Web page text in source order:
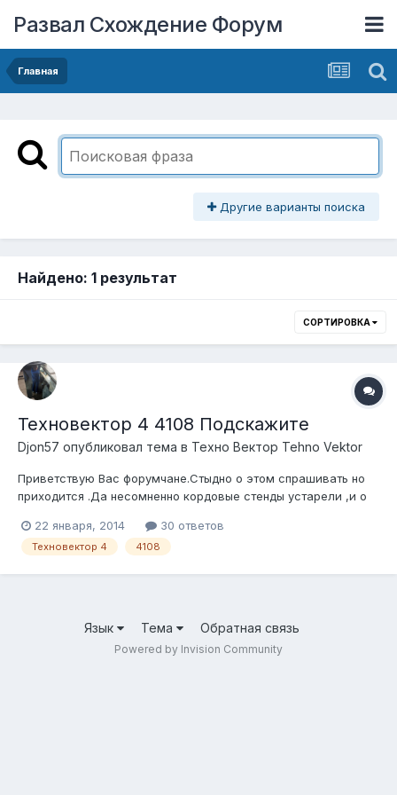
Развал Схождение Форум
Главная
Другие варианты поиска
Найдено: 1 результат
СОРТИРОВКА
Техновектор 4 4108 Подскажите
Djon57 опубликовал тема в Техно Вектор Tehno Vektor
Приветствую Вас форумчане.Стыдно о этом спрашивать но
приходится .Да несомненно кордовые стенды устарели ,и о
Т4108.Т.к пока средствами ограничен, с удовольствием взял
бы Т 6 или Т 5. Хотел бы услышать конкретные недостатки по
22 января, 2014 30 ответов
Техновектор 4 4108
Язык Тема Обратная связь
Powered by Invision Community